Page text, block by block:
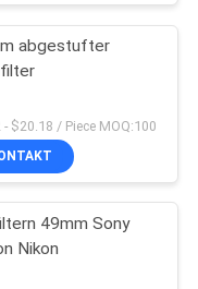
abgestufter
- $20.18 / Piece MOQ:100
49mm Sony
Nikon